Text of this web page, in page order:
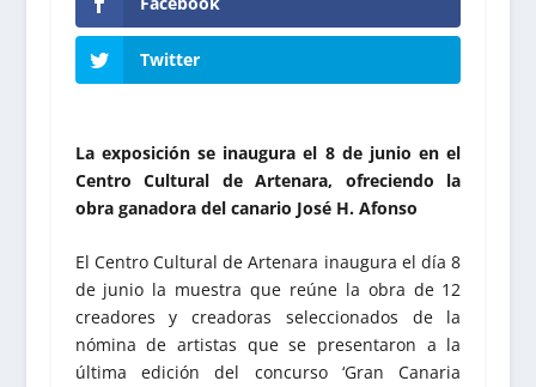
Twitter
La exposición se inaugura el 8 de junio en el
Centro Cultural de Artenara, ofreciendo la
obra ganadora del canario José H. Afonso
El Centro Cultural de Artenara inaugura el día 8
de junio la muestra que reúne la obra de 12
creadores y creadoras seleccionados de la
nómina de artistas que se presentaron a la
última edición del concurso ‘Gran Canaria